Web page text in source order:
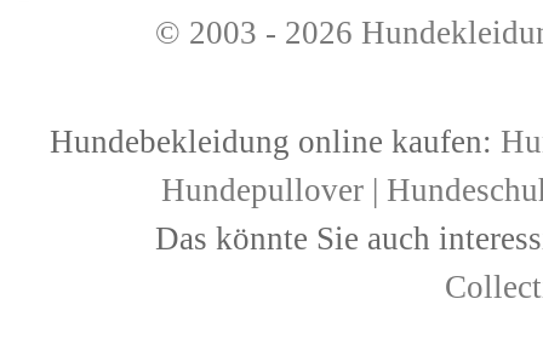
© 2003 - 2026
Hundebekleidung online kaufen:
Hundepullover |
Das könnte Sie auch